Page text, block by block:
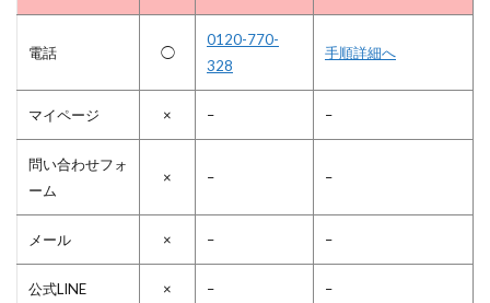
電話 ◯
0120-770-
328
手順詳細へ
マイページ × – –
問い合わせフォ
ーム
× – –
メール × – –
公式LINE × – –